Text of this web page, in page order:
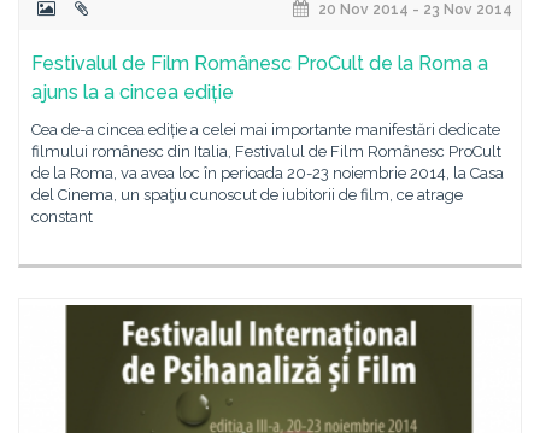
20 Nov 2014 - 23 Nov 2014
Festivalul de Film Românesc ProCult de la Roma a
ajuns la a cincea ediție
Cea de-a cincea ediție a celei mai importante manifestări dedicate
filmului românesc din Italia, Festivalul de Film Românesc ProCult
de la Roma, va avea loc în perioada 20-23 noiembrie 2014, la Casa
del Cinema, un spaţiu cunoscut de iubitorii de film, ce atrage
constant